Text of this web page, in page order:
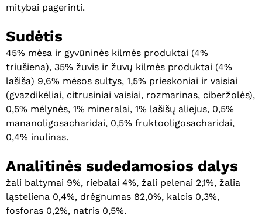
mitybai pagerinti.
Sudėtis
45% mėsa ir gyvūninės kilmės produktai (4%
triušiena), 35% žuvis ir žuvų kilmės produktai (4%
lašiša) 9,6% mėsos sultys, 1,5% prieskoniai ir vaisiai
(gvazdikėliai, citrusiniai vaisiai, rozmarinas, ciberžolės),
0,5% mėlynės, 1% mineralai, 1% lašišų aliejus, 0,5%
mananoligosacharidai, 0,5% fruktooligosacharidai,
0,4% inulinas.
Analitinės sudedamosios dalys
žali baltymai 9%, riebalai 4%, žali pelenai 2,1%, žalia
ląsteliena 0,4%, drėgnumas 82,0%, kalcis 0,3%,
fosforas 0,2%, natris 0,5%.